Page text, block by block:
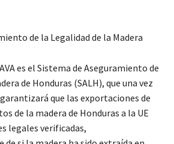
de la Legalidad de la Madera
es el Sistema de Aseguramiento de
de Honduras (SALH), que una vez
que las exportaciones de
de la madera de Honduras a la UE
legales verificadas,